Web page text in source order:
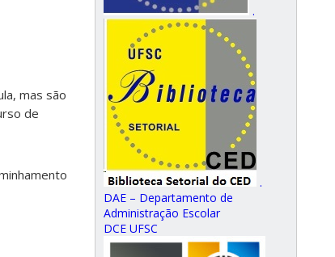
mas são
de
.
.
DAE – Departamento de
Administração Escolar
DCE UFSC